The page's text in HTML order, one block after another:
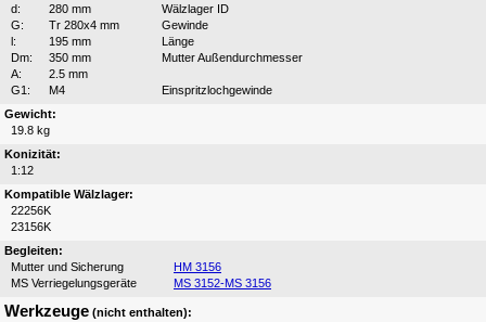
d:
280 mm
Wälzlager ID
G:
Tr 280x4 mm
Gewinde
l:
195 mm
Länge
Dm:
350 mm
Mutter Außendurchmesser
A:
2.5 mm
G1:
M4
Einspritzlochgewinde
Gewicht:
19.8 kg
Konizität:
1:12
Kompatible Wälzlager:
22256K
23156K
Begleiten:
Mutter und Sicherung
HM 3156
MS Verriegelungsgeräte
MS 3152-MS 3156
Werkzeuge (nicht enthalten):